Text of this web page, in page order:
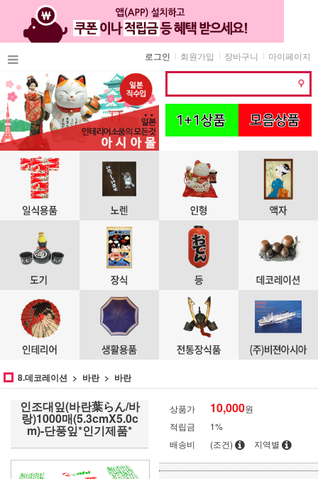
마이페이지
장바구니
회원가입
로그인
8.데코레이션 바란 바란
인조대잎(바란葉らん/바
랑)1000매(5.3cmX5.0c
m)-단풍잎*인기제품*
상품가 10,000원
적립금
1%
배송비
(조건) 지역별